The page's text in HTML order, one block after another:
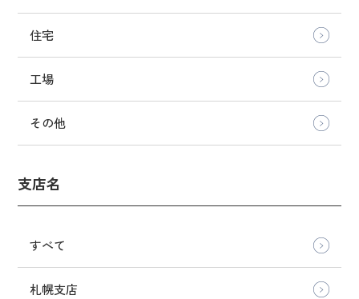
住宅
工場
その他
支店名
すべて
札幌支店